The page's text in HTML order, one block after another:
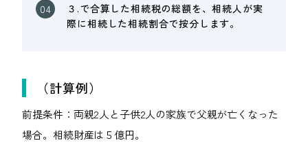
３.で合算した相続税の総額を、相続人が実
際に相続した相続割合で按分します。
（計算例）
前提条件：両親2人と子供2人の家族で父親が亡くなった
場合。相続財産は５億円。